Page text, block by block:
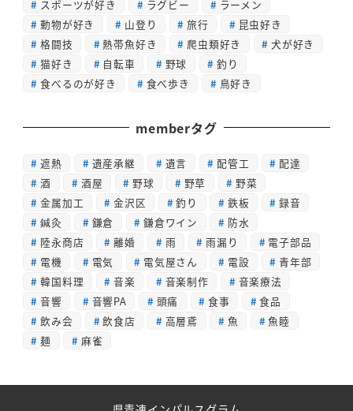
スポーツが好き
ラグビー
ラーメン
動物が好き
山登り 旅行
昆虫好き
格闘技
熱帯魚好き 爬虫類好き
犬が好き
猫好き
自転車 野球
釣り
食べるのが好き
食べ歩き 鳥好き
memberタグ
遮熱 遺産承継 遺言 配管工
配達
酒
酒屋 野球 野草
野菜
金属加工
金沢区 釣り 鉄板
録音
鍼灸
鎌倉 鎌倉ワイン
防水
陸永商店
離婚 雨 雨漏り
電子部品
電機
電気 電気屋さん 電設
青年部
韓国料理
音楽 音楽制作
音楽療法
音響
音響PA 頭痛 食事
食品
飲み会
飲食店 高層鳶 魚
魚睦
麺
麻雀